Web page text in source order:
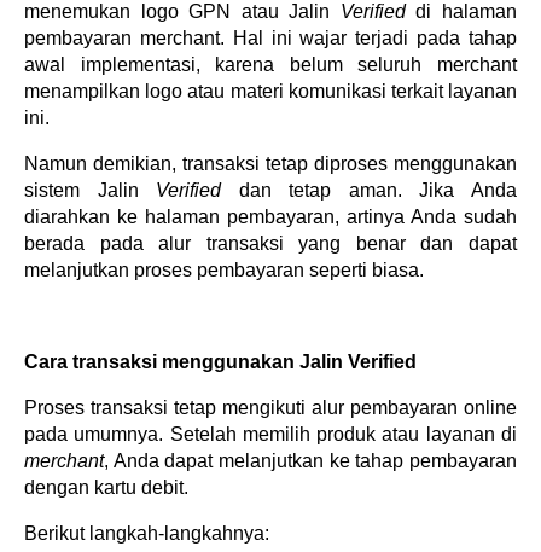
menemukan logo GPN atau Jalin Verifieddi halaman
pembayaran merchant. Hal ini wajar terjadi pada tahap
awal implementasi, karena belum seluruh merchant
menampilkan logo atau materi komunikasi terkait layanan
ini.
Namun demikian, transaksi tetap diproses menggunakan
sistem Jalin Verifieddan tetap aman. Jika Anda
diarahkan ke halaman pembayaran, artinya Anda sudah
berada pada alur transaksi yang benar dan dapat
melanjutkan proses pembayaran seperti biasa.
Cara transaksi menggunakan Jalin Verified
Proses transaksi tetap mengikuti alur pembayaran online
pada umumnya. Setelah memilih produk atau layanan di
merchant, Anda dapat melanjutkan ke tahap pembayaran
dengan kartu debit.
Berikut langkah-langkahnya: